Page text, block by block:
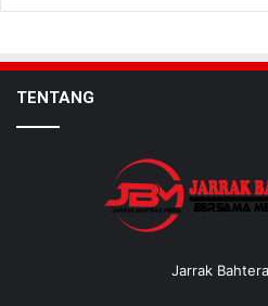
TENTANG
Jarrak